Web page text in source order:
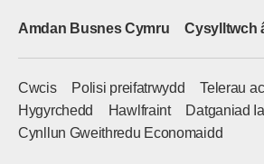
Amdan Busnes Cymru Cysylltwch
Cwcis Polisi preifatrwydd
Telerau
Hygyrchedd
Hawlfraint
Datganiad
Cynllun Gweithredu Economaidd